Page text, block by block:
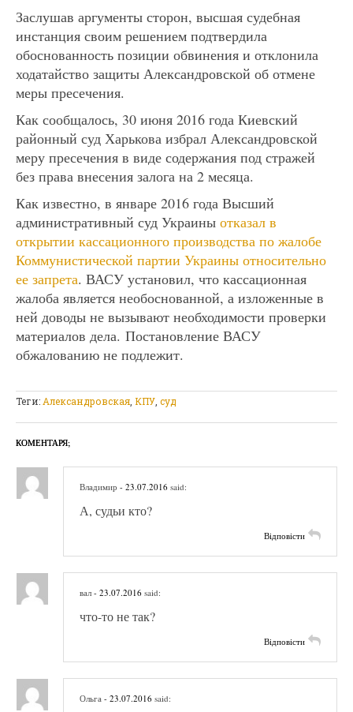
Заслушав аргументы сторон, высшая судебная
инстанция своим решением подтвердила
обоснованность позиции обвинения и отклонила
ходатайство защиты Александровской об отмене
меры пресечения.
Как сообщалось, 30 июня 2016 года Киевский
районный суд Харькова избрал Александровской
меру пресечения в виде содержания под стражей
без права внесения залога на 2 месяца.
Как известно, в январе 2016 года Высший
административный суд Украины отказал в
открытии кассационного производства по жалобе
Коммунистической партии Украины относительно
ее запрета. ВАСУ установил, что кассационная
жалоба является необоснованной, а изложенные в
ней доводы не вызывают необходимости проверки
материалов дела. Постановление ВАСУ
обжалованию не подлежит.
Теги: Александровская КПУ суд
КОМЕНТАРЯ;
Владимир - 23.07.2016 said:
А, судьи кто?
Відповісти
вал - 23.07.2016 said:
что-то не так?
Відповісти
Ольга - 23.07.2016 said: